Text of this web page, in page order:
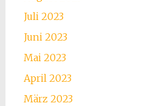
Juli 2023
Juni 2023
Mai 2023
April 2023
März 2023